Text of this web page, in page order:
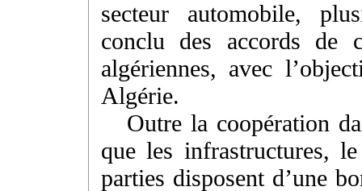
secteur automobile,
conclu des accords de
algériennes, avec
Algérie.
Outre la coopération
que les infrastructures,
parties disposent d’une